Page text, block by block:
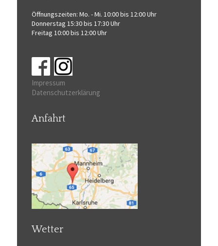
Öffnungszeiten: Mo. - Mi. 10:00 bis 12:00 Uhr
Donnerstag 15:30 bis 17:30 Uhr
Freitag 10:00 bis 12:00 Uhr
Impressum
Datenschutzerklärung
Anfahrt
Wetter